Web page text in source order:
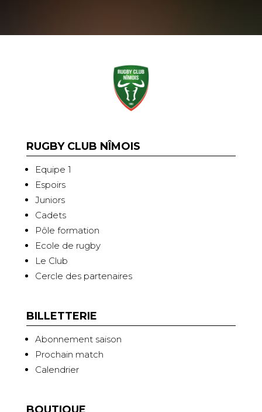
RUGBY CLUB NÎMOIS
Equipe 1
Espoirs
Juniors
Cadets
Pôle formation
Ecole de rugby
Le Club
Cercle des partenaires
BILLETTERIE
Abonnement saison
Prochain match
Calendrier